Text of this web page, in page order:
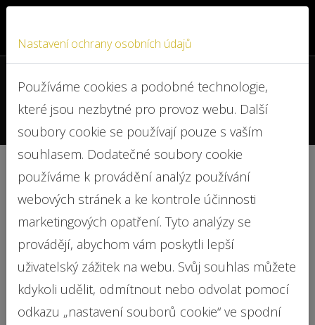
+420 722 919 587
info@advokat-cejkova.cz
Odebrání řidičáku za body
Hrozí Vám vybodovaný řidičák? Co se stane po
dosažení 12 bodů? Musím odevzdat řidičský
průkaz?
Nastavení ochrany osobních údajů
Používáme cookies a podobné technologie,
které jsou nezbytné pro provoz webu. Další
soubory cookie se používají pouze s vaším
souhlasem. Dodatečné soubory cookie
používáme k provádění analýz používání
webových stránek a ke kontrole účinnosti
marketingových opatření. Tyto analýzy se
provádějí, abychom vám poskytli lepší
uživatelský zážitek na webu. Svůj souhlas můžete
kdykoli udělit, odmítnout nebo odvolat pomocí
odkazu „nastavení souborů cookie“ ve spodní